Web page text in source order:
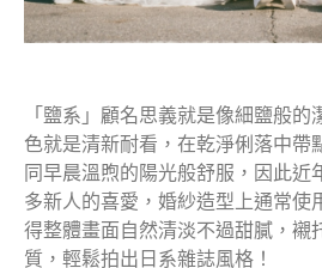
「鹽系」顧名思義就是像細鹽般
色就是清新耐看，在乾淨俐落中帶
同早晨溫煦的陽光般舒服，因此近
多新人的喜愛，婚紗造型上通常使
得整體畫面自然清淡不過甜膩，襯
質，輕鬆拍出日系雜誌風格！